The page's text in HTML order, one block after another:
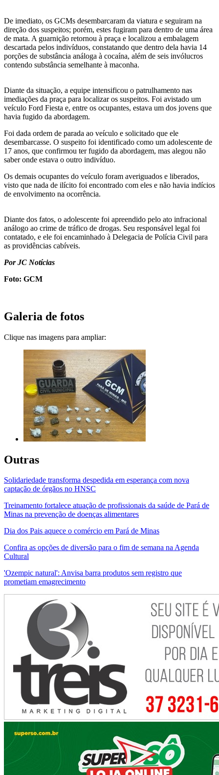
De imediato, os GCMs desembarcaram da viatura e seguiram na
direção dos suspeitos; porém, estes fugiram para dentro de uma área
de mata. A guarnição retornou à praça e localizou a embalagem
descartada pelos indivíduos, constatando que dentro dela havia 14
porções de substância análoga à cocaína, além de seis invólucros
contendo substância semelhante à maconha.
Diante da situação, a equipe intensificou o patrulhamento nas
imediações da praça para localizar os suspeitos. Foi avistado um
veículo Ford Fiesta e, entre os ocupantes, estava um dos jovens que
havia fugido da abordagem.
Foi dada ordem de parada ao veículo e solicitado que ele
desembarcasse. O suspeito foi identificado como um adolescente de
17 anos, que confirmou ter fugido da abordagem, mas alegou não
saber onde estava o outro indivíduo.
Os demais ocupantes do veículo foram averiguados e liberados,
visto que nada de ilícito foi encontrado com eles e não havia indícios
de envolvimento na ocorrência.
Diante dos fatos, o adolescente foi apreendido pelo ato infracional
análogo ao crime de tráfico de drogas. Seu responsável legal foi
contatado, e ele foi encaminhado à Delegacia de Polícia Civil para
as providências cabíveis.
Por JC Notícias
Foto: GCM
Galeria de fotos
Clique nas imagens para ampliar:
Outras
Solidariedade transforma despedida em esperança com nova
captação de órgãos no HNSC
Treinamento fortalece atuação de profissionais da saúde de Pará de
Minas na prevenção de doenças alimentares
Dia dos Pais aquece o comércio em Pará de Minas
Confira as opções de diversão para o fim de semana na Agenda
Cultural
'Ozempic natural': Anvisa barra produtos sem registro que
prometiam emagrecimento